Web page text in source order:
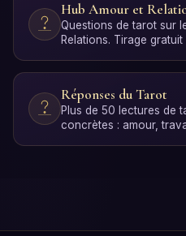
Hub Amour et
Questions de tarot sur
Relations. Tirage
Réponses du Tarot
Plus de 50 lectures de
concrètes : amour,